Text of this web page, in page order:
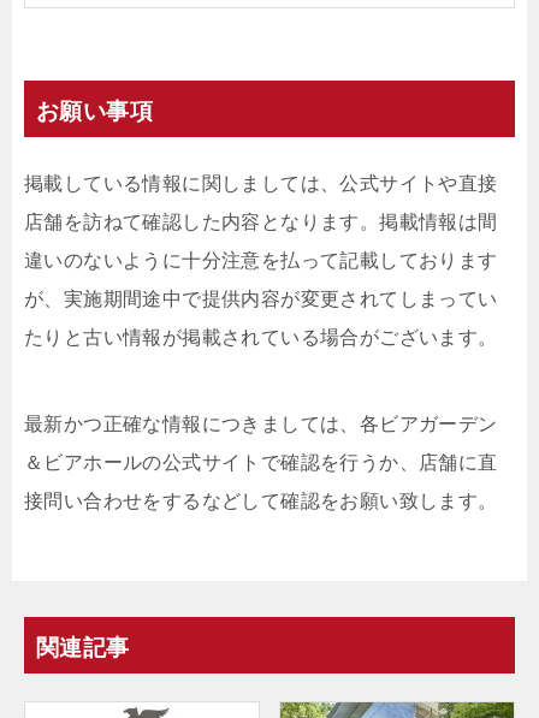
お願い事項
掲載している情報に関しましては、公式サイトや直接
店舗を訪ねて確認した内容となります。掲載情報は間
違いのないように十分注意を払って記載しております
が、実施期間途中で提供内容が変更されてしまってい
たりと古い情報が掲載されている場合がございます。
最新かつ正確な情報につきましては、各ビアガーデン
＆ビアホールの公式サイトで確認を行うか、店舗に直
接問い合わせをするなどして確認をお願い致します。
関連記事